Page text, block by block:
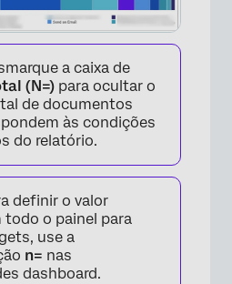
a caixa de
(N=) para ocultar o
de documentos
às condições
do relatório.
definir o valor
todo o painel para
use a
n= nas
dashboard.